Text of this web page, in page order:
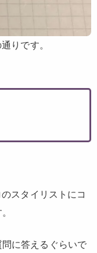
りです。
スタイリストにコ
に答えるぐらいで